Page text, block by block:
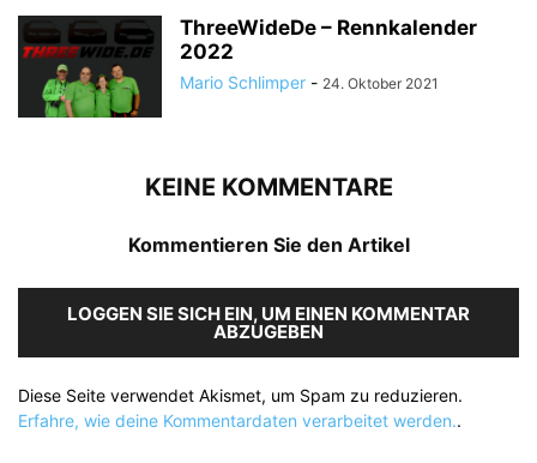
ThreeWideDe – Rennkalender
2022
Mario Schlimper - 24. Oktober 2021
KEINE KOMMENTARE
Kommentieren Sie den Artikel
LOGGEN SIE SICH EIN, UM EINEN KOMMENTAR
ABZUGEBEN
Diese Seite verwendet Akismet, um Spam zu reduzieren.
Erfahre, wie deine Kommentardaten verarbeitet werden..